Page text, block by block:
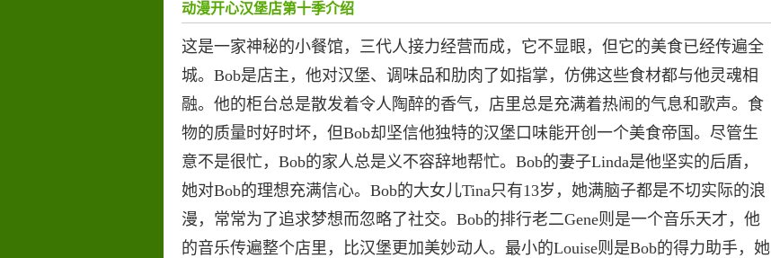
动漫开心汉堡店第十季介绍
这是一家神秘的小餐馆，三代人接力经营而成，它不显眼，但它的美食已经传遍全
城。Bob是店主，他对汉堡、调味品和肋肉了如指掌，仿佛这些食材都与他灵魂相
融。他的柜台总是散发着令人陶醉的香气，店里总是充满着热闹的气息和歌声。食
物的质量时好时坏，但Bob却坚信他独特的汉堡口味能开创一个美食帝国。尽管生
意不是很忙，Bob的家人总是义不容辞地帮忙。Bob的妻子Linda是他坚实的后盾，
她对Bob的理想充满信心。Bob的大女儿Tina只有13岁，她满脑子都是不切实际的浪
漫，常常为了追求梦想而忽略了社交。Bob的排行老二Gene则是一个音乐天才，他
的音乐传遍整个店里，比汉堡更加美妙动人。最小的Louise则是Bob的得力助手，她